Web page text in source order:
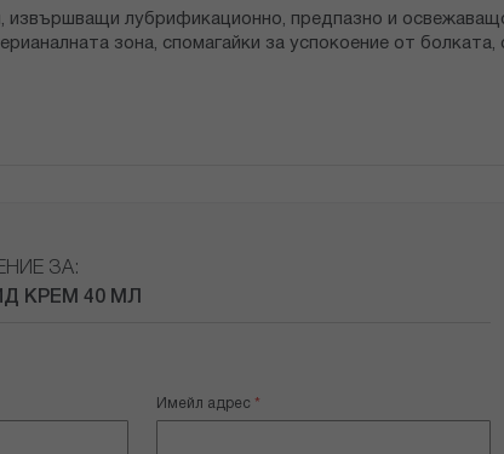
извършващи лубрификационно, предпазно и
зона, спомагайки за успокоение от
ЗА:
КРЕМ 40 МЛ
Имейл адрес